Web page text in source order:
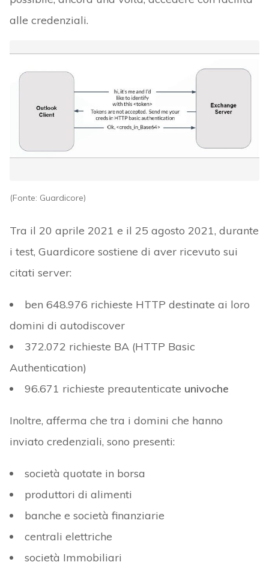
alle credenziali.
(Fonte: Guardicore)
Tra il 20 aprile 2021 e il 25 agosto 2021, durante
i test, Guardicore sostiene di aver ricevuto sui
citati server:
ben 648.976 richieste HTTP destinate ai loro
domini di autodiscover
372.072 richieste BA (HTTP Basic
Authentication)
96.671 richieste preautenticate univoche
Inoltre, afferma che tra i domini che hanno
inviato credenziali, sono presenti:
società quotate in borsa
produttori di alimenti
banche e società finanziarie
centrali elettriche
società Immobiliari